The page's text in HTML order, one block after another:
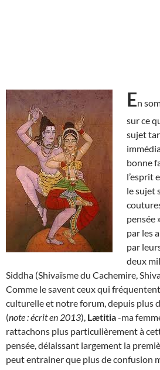
En
sur ce
sujet
bonne
l’esprit
le sujet
pensée
par les
par
deux
Siddha (Shivaïsme du Cachemire,
Comme le savent ceux qui
culturelle et notre forum, depuis plus
(note : écrit en 2013), Lætitia-ma
rattachons plus particulièrement à
pensée, délaissant largement la
peut entrainer que plus de confusion